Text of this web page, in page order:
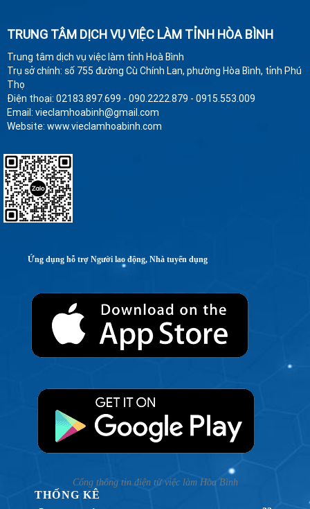
TRUNG TÂM DỊCH VỤ VIỆC LÀM TỈNH HÒA BÌNH
Trung tâm dịch vụ việc làm tỉnh Hoà Bình
Trụ sở chính: số 755 đường Cù Chính Lan, phường Hòa Bình, tỉnh Phú
Thọ
Điện thoại: 02183.897.699 - 090.2222.879 - 0915.553.009
Email: vieclamhoabinh@gmail.com
Website: www.vieclamhoabinh.com
Ứng dụng hỗ trợ Người lao động, Nhà tuyển dụng
Cổng thông tin điện tử việc làm Hòa Bình
THỐNG KÊ